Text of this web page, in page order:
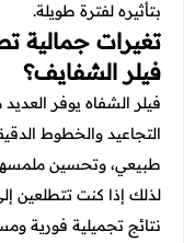
عروض العظام
عروض الانف
عروض العلاج
بتأثيره لفترة طويلة.
تغيرات جمالية
فيلر الشفايف؟
فيلر الشفاه يوفر العديد
التجاعيد والخطوط
طبيعي، وتحسين ملمسها
لذلك إذا كنت
نتائج تجميلية فورية